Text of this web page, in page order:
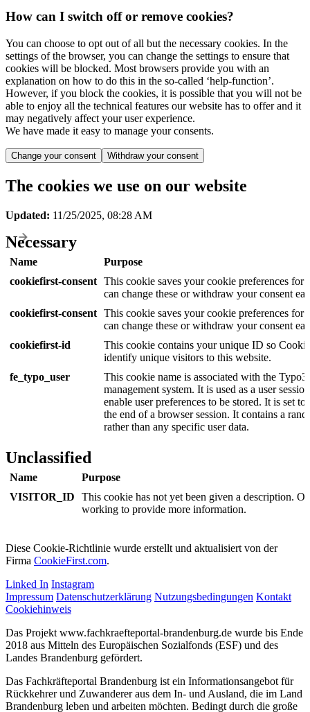
How can I switch off or remove cookies?
You can choose to opt out of all but the necessary cookies. In the
settings of the browser, you can change the settings to ensure that
cookies will be blocked. Most browsers provide you with an
explanation on how to do this in the so-called ‘help-function’.
However, if you block the cookies, it is possible that you will not be
able to enjoy all the technical features our website has to offer and it
may negatively affect your user experience.
We have made it easy to manage your consents.
Change your consent Withdraw your consent
The cookies we use on our website
Updated: 11/25/2025, 08:28 AM
Necessary
Name
Purpose
cookiefirst-consent This cookie saves your cookie preferences for
can change these or withdraw your consent
cookiefirst-consent This cookie saves your cookie preferences for
can change these or withdraw your consent
cookiefirst-id
This cookie contains your unique ID so
identify unique visitors to this website.
fe_typo_user
This cookie name is associated with the
management system. It is used as a user
enable user preferences to be stored. It is set to
the end of a browser session. It contains a
rather than any specific user data.
Unclassified
Name
Purpose
VISITOR_ID
This cookie has not yet been given a description.
working to provide more information.
Diese Cookie-Richtlinie wurde erstellt und aktualisiert von der
Firma CookieFirst.com.
Linked In Instagram
Impressum Datenschutzerklärung Nutzungsbedingungen Kontakt
Cookiehinweis
Das Projekt www.fachkraefteportal-brandenburg.de wurde bis Ende
2018 aus Mitteln des Europäischen Sozialfonds (ESF) und des
Landes Brandenburg gefördert.
Das Fachkräfteportal Brandenburg ist ein Informationsangebot für
Rückkehrer und Zuwanderer aus dem In- und Ausland, die im Land
Brandenburg leben und arbeiten möchten. Bedingt durch die große